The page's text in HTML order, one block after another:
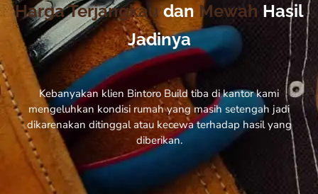
Harga Terjangkaudan Mewah Hasil
Jadinya
Kebanyakan klien Bintoro Build tiba di kantor kami
mengeluhkan kondisi rumah yang masih setengah jadi
dikarenakan ditinggal atau kecewa terhadap hasil yang
diberikan.